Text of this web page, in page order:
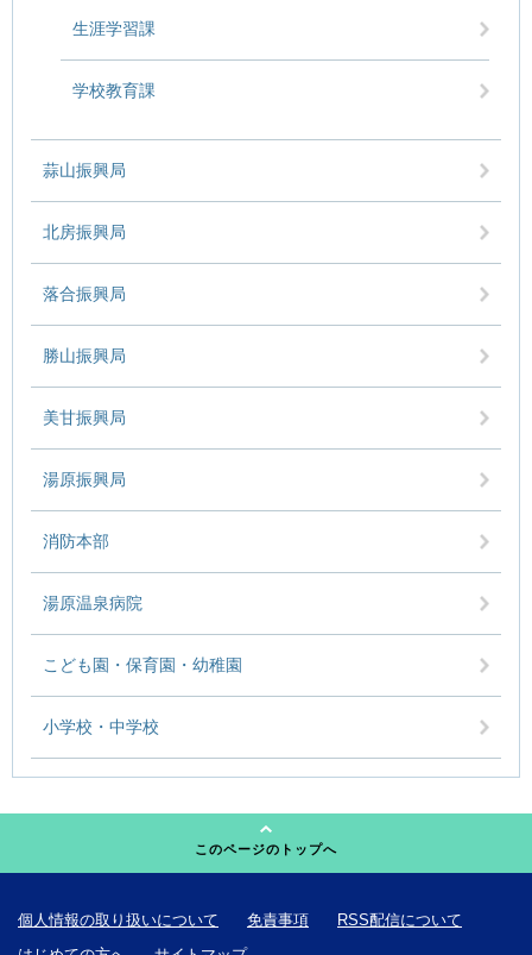
生涯学習課
学校教育課
蒜山振興局
北房振興局
落合振興局
勝山振興局
美甘振興局
湯原振興局
消防本部
湯原温泉病院
こども園・保育園・幼稚園
小学校・中学校
このページのトップへ
個人情報の取り扱いについて 免責事項
RSS配信について